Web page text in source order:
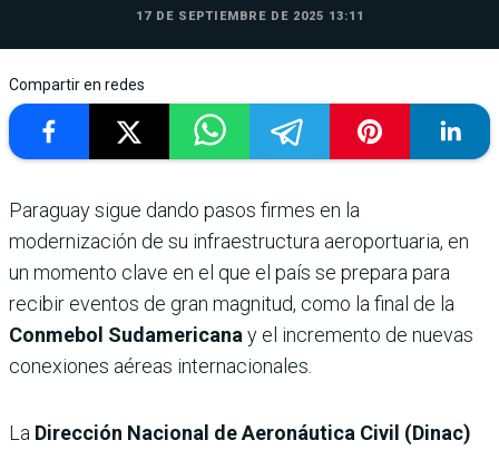
17 DE SEPTIEMBRE DE 2025 13:11
Compartir en redes
Paraguay sigue dando pasos firmes en la
modernización de su infraestructura aeroportuaria, en
un momento clave en el que el país se prepara para
recibir eventos de gran magnitud, como la final de la
Conmebol Sudamericana y el incremento de nuevas
conexiones aéreas internacionales.
La Dirección Nacional de Aeronáutica Civil (Dinac)